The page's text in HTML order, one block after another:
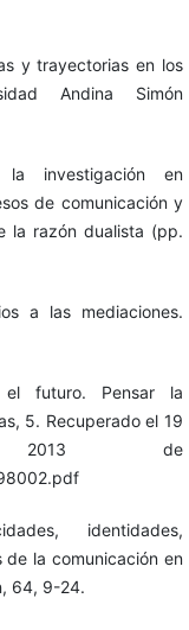
y trayectorias en los
Andina Simón
la investigación en
de comunicación y
la razón dualista (pp.
a las mediaciones.
el futuro. Pensar la
5. Recuperado el 19
de
identidades,
la comunicación en
64, 9-24.